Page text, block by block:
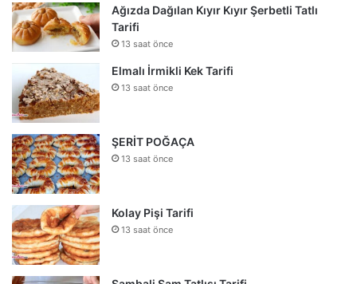
Ağızda Dağılan Kıyır Kıyır Şerbetli Tatlı
Tarifi
13 saat önce
Elmalı İrmikli Kek Tarifi
13 saat önce
ŞERİT POĞAÇA
13 saat önce
Kolay Pişi Tarifi
13 saat önce